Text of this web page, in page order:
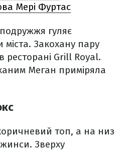
Мері Фуртас
гуляє
міста. Закохану пару
ресторані Grill Royal.
Меган приміряла
топ, а на низ
Зверху